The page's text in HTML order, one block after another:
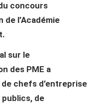
concours
l’Académie
sur le
des PME a
chefs d’entreprise
de